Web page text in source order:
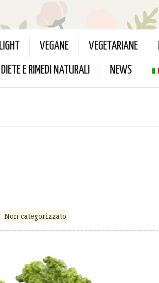
LIGHT VEGANE VEGETARIANE
DIETE E RIMEDI NATURALI NEWS
Non categorizzato